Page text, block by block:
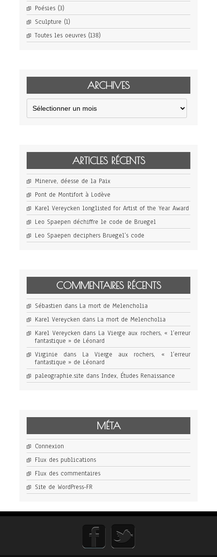
Poésies (3)
Sculpture (1)
Toutes les oeuvres (138)
ARCHIVES
Archives
ARTICLES RÉCENTS
Minerve, déesse de la Paix
Pont de Montifort à Lodève
Karel Vereycken longlisted for Artist of the Year Award
Leo Spaepen déchiffre le code de Bruegel
Leo Spaepen deciphers Bruegel’s code
COMMENTAIRES RÉCENTS
Sébastien dans La mort de Melencholia
Karel Vereycken dans La mort de Melencholia
Karel Vereycken dans La Vierge aux rochers, « l’erreur
fantastique » de Léonard
Virginie dans La Vierge aux rochers, « l’erreur
fantastique » de Léonard
paleographie.site dans Index, Études Renaissance
MÉTA
Connexion
Flux des publications
Flux des commentaires
Site de WordPress-FR